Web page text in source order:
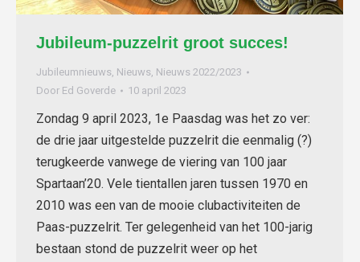
Jubileum-puzzelrit groot succes!
Jubileumnieuws, Nieuws, Nieuws 2022/2023
Door Ed Goverde 10 april 2023
Zondag 9 april 2023, 1e Paasdag was het zo ver:
de drie jaar uitgestelde puzzelrit die eenmalig (?)
terugkeerde vanwege de viering van 100 jaar
Spartaan’20. Vele tientallen jaren tussen 1970 en
2010 was een van de mooie clubactiviteiten de
Paas-puzzelrit. Ter gelegenheid van het 100-jarig
bestaan stond de puzzelrit weer op het